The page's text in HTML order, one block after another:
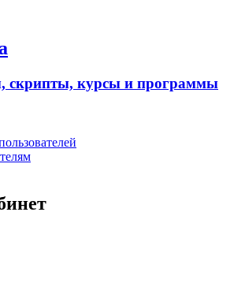
скрипты, курсы и программы